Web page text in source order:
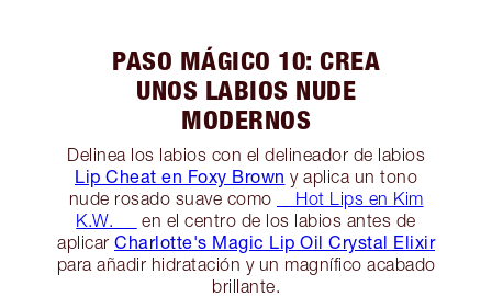
PASO MÁGICO 10: CREA
UNOS LABIOS NUDE
MODERNOS
Delinea los labios con el delineador de labios
Lip Cheat en Foxy Brown y aplica un tono
nude rosado suave como
__Hot Lips en Kim
K.W. __
en el centro de los labios antes de
aplicar Charlotte's Magic Lip Oil Crystal Elixir
para añadir hidratación y un magnífico acabado
brillante.